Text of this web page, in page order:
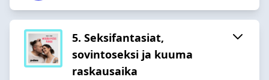
5. Seksifantasiat,
sovintoseksi ja kuuma
raskausaika